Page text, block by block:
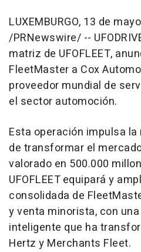
LUXEMBURGO, 13 de
/PRNewswire/ --
matriz de UFOFLEET,
FleetMaster a Cox
proveedor mundial de
el sector automoción.
Esta operación impulsa la
de transformar el
valorado en 500.000
UFOFLEET equipará y
consolidada de
y venta minorista, con
inteligente que ha
Hertz y Merchants Fleet.